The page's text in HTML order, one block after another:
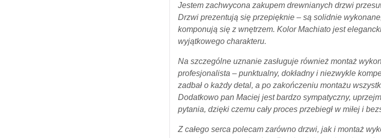
Jestem zachwycona zakupem drewnianych drzwi
Drzwi prezentują się przepięknie – są solidnie
komponują się z wnętrzem. Kolor Machiato jest
wyjątkowego charakteru.
Na szczególne uznanie zasługuje również montaż
profesjonalista – punktualny, dokładny i niezwykle
zadbał o każdy detal, a po zakończeniu montażu
Dodatkowo pan Maciej jest bardzo sympatyczny,
pytania, dzięki czemu cały proces przebiegł w miłej i
Z całego serca polecam zarówno drzwi, jak i montaż